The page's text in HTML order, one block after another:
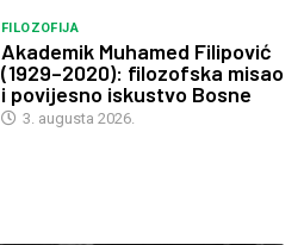
FILOZOFIJA
Akademik Muhamed Filipović
(1929–2020): filozofska misao
i povijesno iskustvo Bosne
3. augusta 2026.